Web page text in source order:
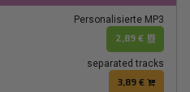
Personalisierte MP3
2,89 €
separated tracks
3,89 €